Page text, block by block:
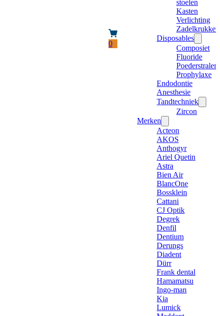
0
stoelen
Kasten
Verlichting
Zadelkrukken
Disposables
Composiet
Fluoride
Poederstraler
Prophylaxe
Endodontie
Anesthesie
Tandtechniek
Zircon
Merken
Acteon
AKOS
Anthogyr
Ariel Quetin
Astra
Bien Air
BlancOne
Bossklein
Cattani
CJ Optik
Degrek
Denfil
Dentium
Derungs
Diadent
Dürr
Frank dental
Hamamatsu
Ingo-man
Kia
Lumick